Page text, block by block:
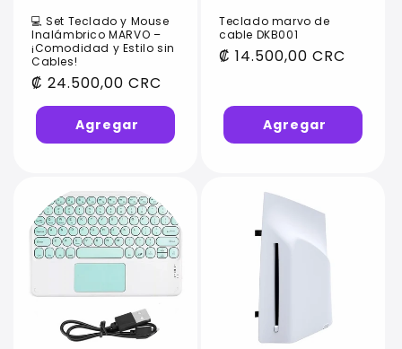
💻 Set Teclado y Mouse
Inalámbrico MARVO –
¡Comodidad y Estilo sin
Cables!
Precio
habitual
₡ 24.500,00 CRC
Teclado marvo de
cable DKB001
Precio
₡ 14.500,00 CRC